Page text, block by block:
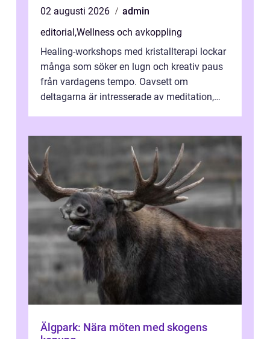
02 augusti 2026
admin
editorial,Wellness och avkoppling
Healing-workshops med kristallterapi lockar
många som söker en lugn och kreativ paus
från vardagens tempo. Oavsett om
deltagarna är intresserade av meditation,
Älgpark: Nära möten med skogens